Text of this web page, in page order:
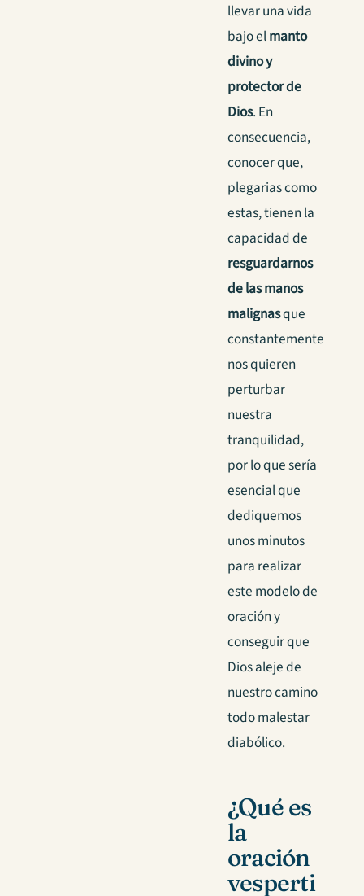
llevar una vida
bajo elmanto
divino y
protector de
Dios. En
consecuencia,
conocer que,
plegarias como
estas, tienen la
capacidad de
resguardarnos
de las manos
malignasque
constantemente
nos quieren
perturbar
nuestra
tranquilidad,
por lo que sería
esencial que
dediquemos
unos minutos
para realizar
este modelo de
oración y
conseguir que
Dios aleje de
nuestro camino
todo malestar
diabólico.
¿Qué es
la
oración
vesperti